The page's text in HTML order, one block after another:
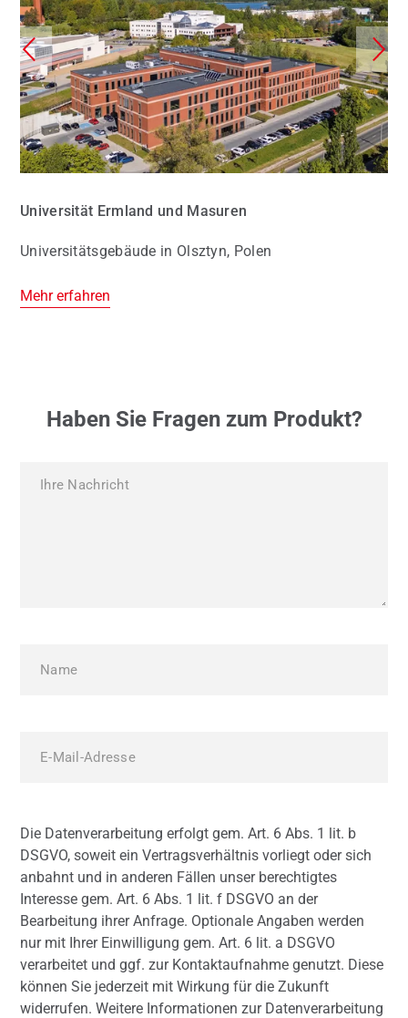
Universität Ermland und Masuren
Universitätsgebäude in Olsztyn, Polen
Mehr erfahren
Haben Sie Fragen zum Produkt?
Die Datenverarbeitung erfolgt gem. Art. 6 Abs. 1 lit. b
DSGVO, soweit ein Vertragsverhältnis vorliegt oder sich
anbahnt und in anderen Fällen unser berechtigtes
Interesse gem. Art. 6 Abs. 1 lit. f DSGVO an der
Bearbeitung ihrer Anfrage. Optionale Angaben werden
nur mit Ihrer Einwilligung gem. Art. 6 lit. a DSGVO
verarbeitet und ggf. zur Kontaktaufnahme genutzt. Diese
können Sie jederzeit mit Wirkung für die Zukunft
widerrufen. Weitere Informationen zur Datenverarbeitung